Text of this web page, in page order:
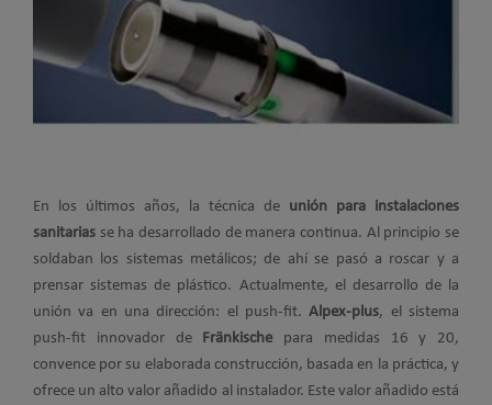
En los últimos años, la técnica de unión para instalaciones
sanitarias se ha desarrollado de manera continua. Al principio se
soldaban los sistemas metálicos; de ahí se pasó a roscar y a
prensar sistemas de plástico. Actualmente, el desarrollo de la
unión va en una dirección: el push-fit.Alpex-plus, el sistema
push-fit innovador de Fränkischepara medidas 16 y 20,
convence por su elaborada construcción, basada en la práctica, y
ofrece un alto valor añadido al instalador. Este valor añadido está